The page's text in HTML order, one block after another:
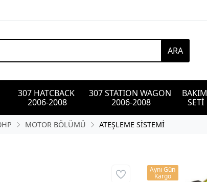
ARA
307 HATCBACK
2006-2008
307 STATION WAGON
2006-2008
BAKIM
SETİ
MOTOR BÖLÜMÜ ATEŞLEME SİSTEMİ
Aynı Gün
Kargo